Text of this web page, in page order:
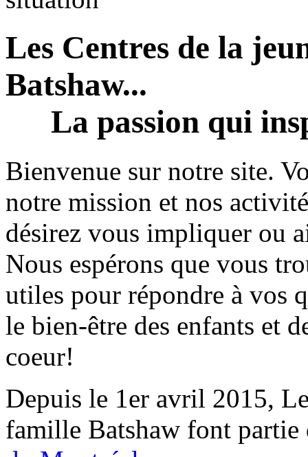
Les Centres de la
Batshaw...
La passion qui
Bienvenue sur notre site.
notre mission et nos
désirez vous impliquer ou
Nous espérons que vous
utiles pour répondre à vos
le bien-être des enfants et
coeur!
Depuis le 1er avril 2015,
famille Batshaw font